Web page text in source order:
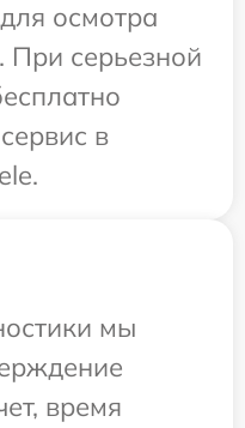
осмотра
При серьезной
в
мы
время